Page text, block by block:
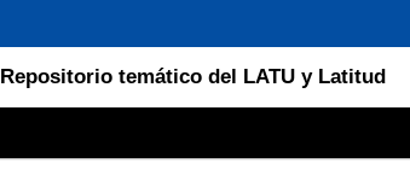
Repositorio temático del LATU y Latitud